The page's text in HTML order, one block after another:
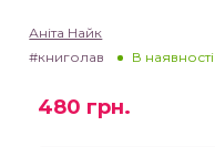
Аніта Найк
#книголав
В наявності
480 грн.